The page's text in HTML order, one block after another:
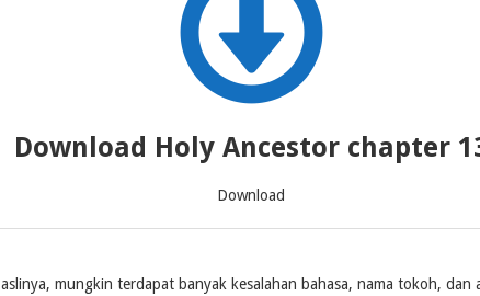
Download Holy Ancestor chapter
Download
mungkin terdapat banyak kesalahan bahasa, nama tokoh,